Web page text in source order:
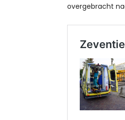
overgebracht